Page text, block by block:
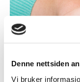
Denne nettsiden
Vi bruker